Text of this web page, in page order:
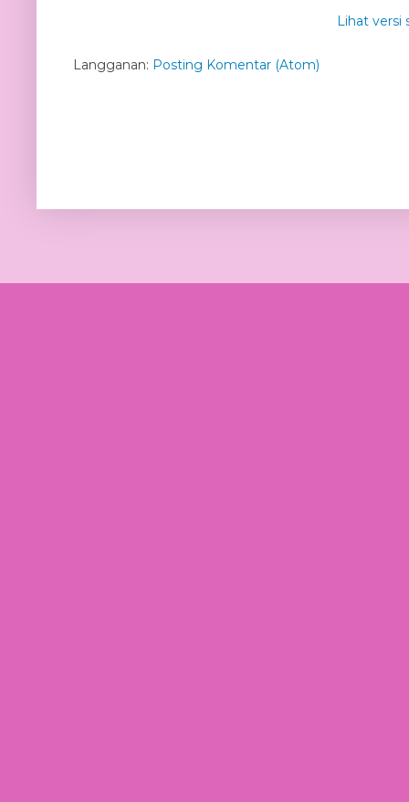
Lihat versi
Langganan: Posting Komentar (Atom)